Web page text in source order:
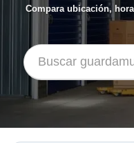
Compara ubicación,